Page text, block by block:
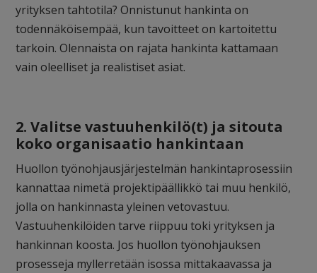
yrityksen tahtotila? Onnistunut hankinta on
todennäköisempää, kun tavoitteet on kartoitettu
tarkoin. Olennaista on rajata hankinta kattamaan
vain oleelliset ja realistiset asiat.
2. Valitse vastuuhenkilö(t) ja sitouta
koko organisaatio hankintaan
Huollon työnohjausjärjestelmän hankintaprosessiin
kannattaa nimetä projektipäällikkö tai muu henkilö,
jolla on hankinnasta yleinen vetovastuu.
Vastuuhenkilöiden tarve riippuu toki yrityksen ja
hankinnan koosta. Jos huollon työnohjauksen
prosesseja myllerretään isossa mittakaavassa ja